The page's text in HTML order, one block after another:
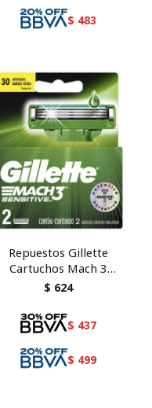
$ 483
Repuestos Gillette
Cartuchos Mach 3
Sensitive 2 unidades
$ 624
$ 437
$ 499